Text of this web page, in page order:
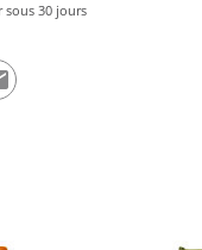
sous 30 jours